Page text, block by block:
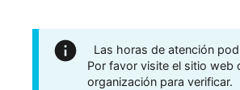
Las horas de atención
Por favor visite el sitio web
organización para verificar.